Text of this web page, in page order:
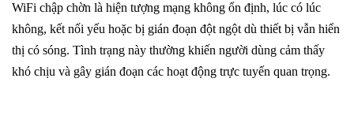
WiFi chập chờn là hiện tượng mạng không ổn định, lúc có lúc
không, kết nối yếu hoặc bị gián đoạn đột ngột dù thiết bị vẫn hiển
thị có sóng. Tình trạng này thường khiến người dùng cảm thấy
khó chịu và gây gián đoạn các hoạt động trực tuyến quan trọng.